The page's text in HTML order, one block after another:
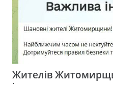
Жителів